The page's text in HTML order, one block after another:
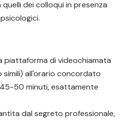
dei colloqui in presenza
piattaforma di videochiamata
simili) all'orario concordato
50 minuti, esattamente
dal segreto professionale,